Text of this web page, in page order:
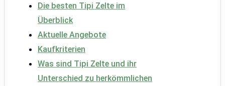
Die besten Tipi Zelte im
Überblick
Aktuelle Angebote
Kaufkriterien
Was sind Tipi Zelte und ihr
Unterschied zu herkömmlichen